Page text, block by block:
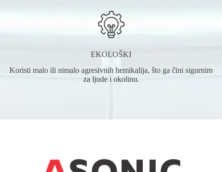
EKOLOŠKI
Koristi malo ili nimalo agresivnih hemikalija, što ga čini sigurnim
za ljude i okolinu.